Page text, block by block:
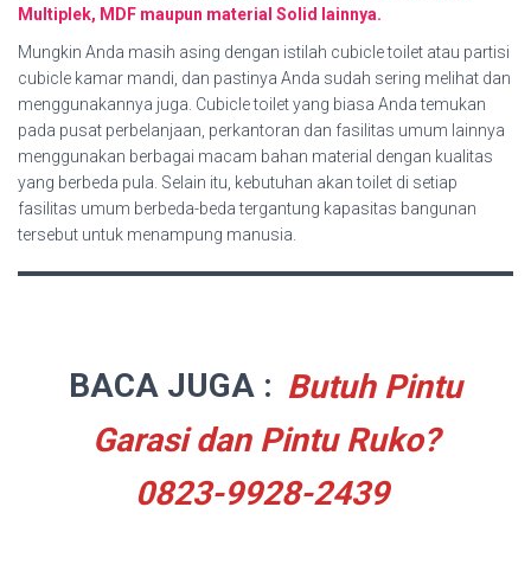
Multiplek, MDF maupun material Solid lainnya.
Mungkin Anda masih asing dengan istilah cubicle toilet atau partisi
cubicle kamar mandi, dan pastinya Anda sudah sering melihat dan
menggunakannya juga. Cubicle toilet yang biasa Anda temukan
pada pusat perbelanjaan, perkantoran dan fasilitas umum lainnya
menggunakan berbagai macam bahan material dengan kualitas
yang berbeda pula. Selain itu, kebutuhan akan toilet di setiap
fasilitas umum berbeda-beda tergantung kapasitas bangunan
tersebut untuk menampung manusia.
BACA JUGA : Butuh Pintu
Garasi dan Pintu Ruko?
0823-9928-2439